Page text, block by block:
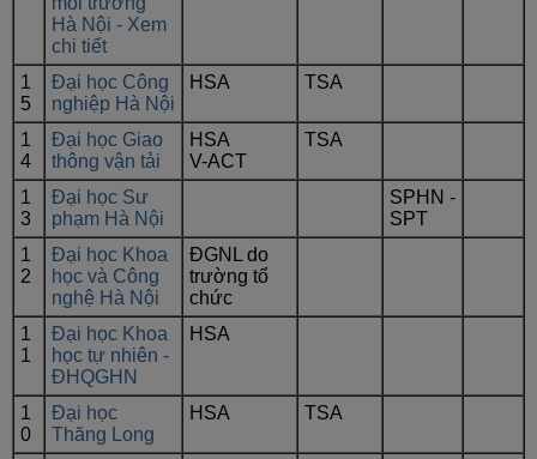
Hà Nội - Xem
chi tiết
1
5
Đại học Công
nghiệp Hà Nội
HSA TSA
1
4
Đại học Giao
thông vận tải
HSA
V-ACT
TSA
1
3
Đại học Sư
phạm Hà Nội
SPHN -
SPT
1
2
Đại học Khoa
học và Công
nghệ Hà Nội
ĐGNL do
trường tổ
chức
1
1
Đại học Khoa
học tự nhiên -
ĐHQGHN
HSA
1
0
Đại học
Thăng Long
HSA TSA